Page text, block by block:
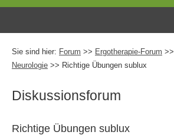
Sie sind hier: Forum >> Ergotherapie-Forum >>
Neurologie >> Richtige Übungen sublux
Diskussionsforum
Richtige Übungen sublux